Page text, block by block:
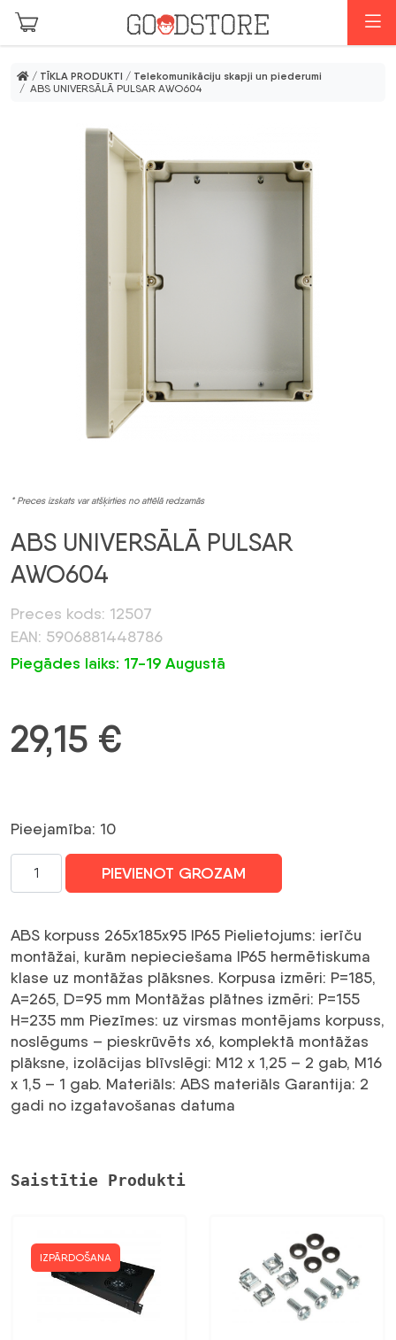
Skip to main content
/ TĪKLA PRODUKTI / Telekomunikāciju skapji un piederumi
/ ABS UNIVERSĀLĀ PULSAR AWO604
* Preces izskats var atšķirties no attēlā redzamās
ABS UNIVERSĀLĀ PULSAR
AWO604
Preces kods: 12507
EAN: 5906881448786
Piegādes laiks: 17-19 Augustā
29,15 €
Pieejamība: 10
ABS
UNIVERSĀLĀ
AWO604
daudzums
PIEVIENOT GROZAM
ABS korpuss 265x185x95 IP65 Pielietojums: ierīču
montāžai, kurām nepieciešama IP65 hermētiskuma
klase uz montāžas plāksnes. Korpusa izmēri: P=185,
A=265, D=95 mm Montāžas plātnes izmēri: P=155
H=235 mm Piezīmes: uz virsmas montējams korpuss,
noslēgums – pieskrūvēts x6, komplektā montāžas
plāksne, izolācijas blīvslēgi: M12 x 1,25 – 2 gab, M16
x 1,5 – 1 gab. Materiāls: ABS materiāls Garantija: 2
gadi no izgatavošanas datuma
Saistītie Produkti
IZPĀRDOŠANA